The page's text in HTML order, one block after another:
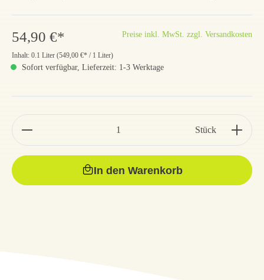
54,90 €*
Inhalt: 0.1 Liter (549,00 €* / 1 Liter)
Preise inkl. MwSt. zzgl. Versandkosten
Sofort verfügbar, Lieferzeit: 1-3 Werktage
Stück
In den Warenkorb